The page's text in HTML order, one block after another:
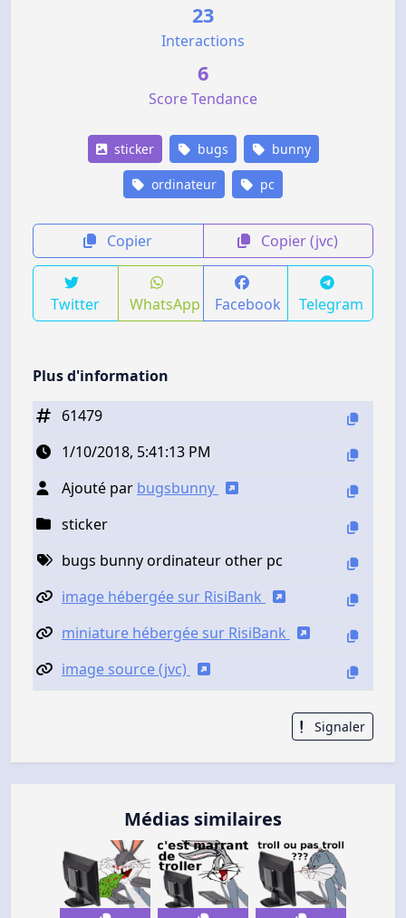
23
Interactions
6
Score Tendance
sticker bugs bunny
ordinateur pc
Copier Copier (jvc)
Twitter WhatsApp Facebook Telegram
Plus d'information
61479
1/10/2018, 5:41:13 PM
Ajouté par bugsbunny
sticker
bugs bunny ordinateur other pc
image hébergée sur RisiBank
miniature hébergée sur RisiBank
image source (jvc)
Signaler
Médias similaires